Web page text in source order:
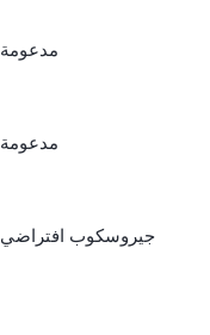
مدعومة
مدعومة
جيروسكوب افتراضي